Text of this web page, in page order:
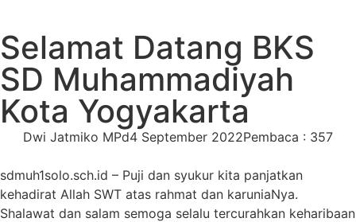
Selamat Datang BKS
SD Muhammadiyah
Kota Yogyakarta
Dwi Jatmiko MPd4 September 2022Pembaca : 357
sdmuh1solo.sch.id – Puji dan syukur kita panjatkan
kehadirat Allah SWT atas rahmat dan karuniaNya.
Shalawat dan salam semoga selalu tercurahkan keharibaan